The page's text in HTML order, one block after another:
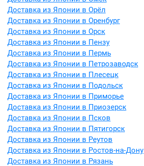
Доставка из Японии в Орёл
Доставка из Японии в Оренбург
Доставка из Японии в Орск
Доставка из Японии в Пензу
Доставка из Японии в Пермь
Доставка из Японии в Петрозаводск
Доставка из Японии в Плесецк
Доставка из Японии в Подольск
Доставка из Японии в Приморье
Доставка из Японии в Приозерск
Доставка из Японии в Псков
Доставка из Японии в Пятигорск
Доставка из Японии в Реутов
Доставка из Японии в Ростов-на-Дону
Доставка из Японии в Рязань